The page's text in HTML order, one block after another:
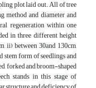
plot laid out. All of tree
method and diameter and
regeneration within one
in three different height
ii) between 30and 130cm,
form of seedlings and
forked and broom-shaped
stands in this stage of